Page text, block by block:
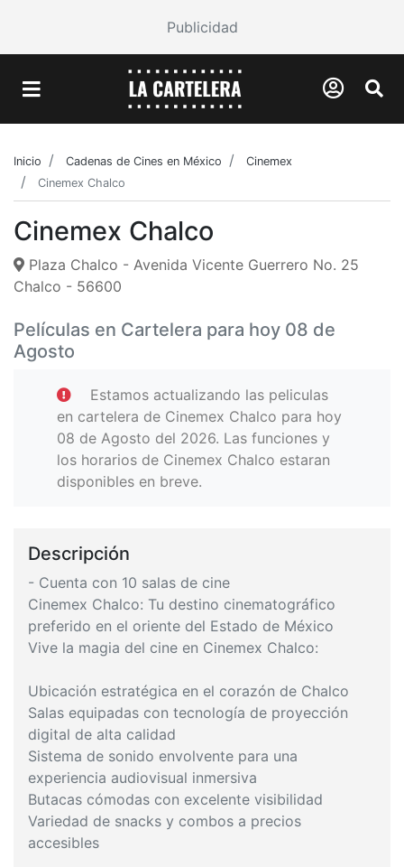
Publicidad
Inicio Cadenas de Cines en México
Cinemex
Cinemex Chalco
Cinemex Chalco
Plaza Chalco - Avenida Vicente Guerrero No. 25
Chalco - 56600
Películas en Cartelera para hoy 08 de
Agosto
Estamos actualizando las peliculas
en cartelera de Cinemex Chalco para hoy
08 de Agosto del 2026. Las funciones y
los horarios de Cinemex Chalco estaran
disponibles en breve.
Descripción
- Cuenta con 10 salas de cine
Cinemex Chalco: Tu destino cinematográfico
preferido en el oriente del Estado de México
Vive la magia del cine en Cinemex Chalco:
Ubicación estratégica en el corazón de Chalco
Salas equipadas con tecnología de proyección
digital de alta calidad
Sistema de sonido envolvente para una
experiencia audiovisual inmersiva
Butacas cómodas con excelente visibilidad
Variedad de snacks y combos a precios
accesibles